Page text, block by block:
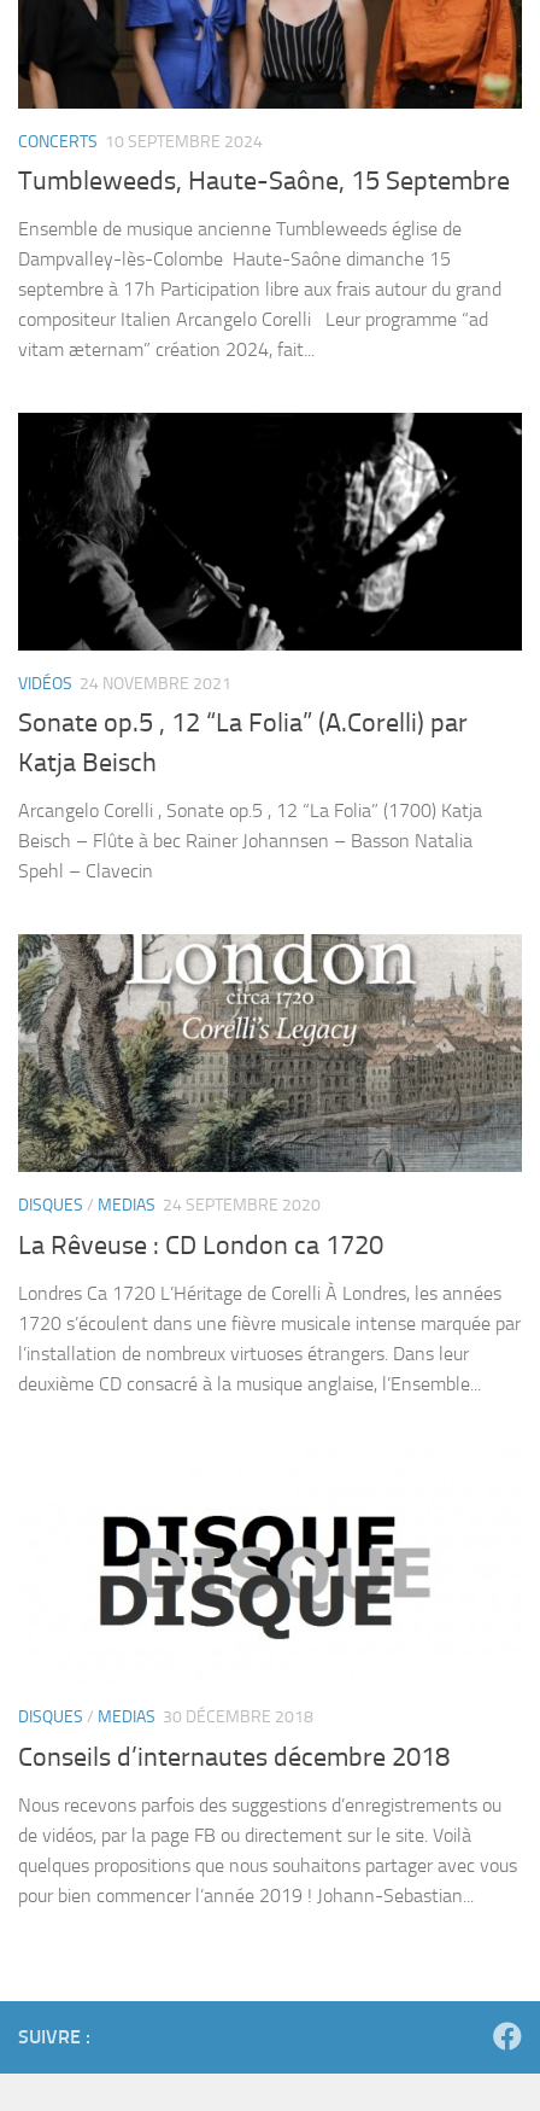
CONCERTS 10 SEPTEMBRE 2024
Tumbleweeds, Haute-Saône, 15 Septembre
Ensemble de musique ancienne Tumbleweeds église de
Dampvalley-lès-Colombe Haute-Saône dimanche 15
septembre à 17h Participation libre aux frais autour du grand
compositeur Italien Arcangelo Corelli Leur programme “ad
vitam æternam” création 2024, fait...
VIDÉOS 24 NOVEMBRE 2021
Sonate op.5 , 12 “La Folia” (A.Corelli) par
Katja Beisch
Arcangelo Corelli , Sonate op.5 , 12 “La Folia” (1700) Katja
Beisch – Flûte à bec Rainer Johannsen – Basson Natalia
Spehl – Clavecin
DISQUES / MEDIAS 24 SEPTEMBRE 2020
La Rêveuse : CD London ca 1720
Londres Ca 1720 L’Héritage de Corelli À Londres, les années
1720 s’écoulent dans une fièvre musicale intense marquée par
l’installation de nombreux virtuoses étrangers. Dans leur
deuxième CD consacré à la musique anglaise, l’Ensemble...
DISQUES / MEDIAS 30 DÉCEMBRE 2018
Conseils d’internautes décembre 2018
Nous recevons parfois des suggestions d’enregistrements ou
de vidéos, par la page FB ou directement sur le site. Voilà
quelques propositions que nous souhaitons partager avec vous
pour bien commencer l’année 2019 ! Johann-Sebastian...
SUIVRE :